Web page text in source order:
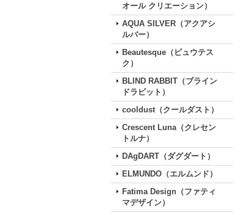
オール クリエーション）
AQUA SILVER（アクアシ
ルバー）
Beautesque（ビュウテス
ク）
BLIND RABBIT（ブライン
ドラビット）
cooldust（クールダスト）
Crescent Luna（クレセン
トルナ）
DAgDART（ダグダート）
ELMUNDO（エルムンド）
Fatima Design（ファティ
マデザイン）